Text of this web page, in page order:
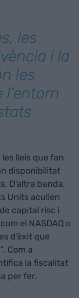
les
i la
les
l'entorn
lleis que fan
disponibilitat
D’altra banda,
Units acullen
capital risc i
el NASDAQ o
d’èxit que
Com a
la fiscalitat
per fer.